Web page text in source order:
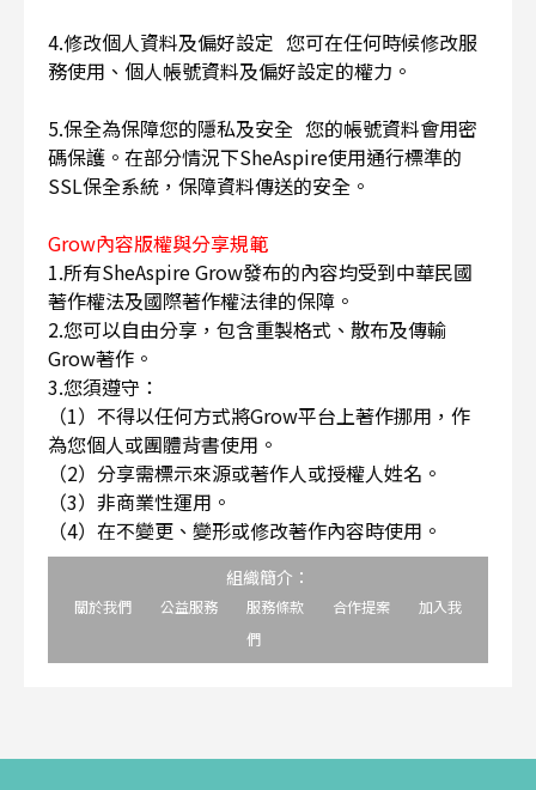
4.修改個人資料及偏好設定 您可在任何時候修改服
務使用、個人帳號資料及偏好設定的權力。
5.保全為保障您的隱私及安全 您的帳號資料會用密
碼保護。在部分情況下SheAspire使用通行標準的
SSL保全系統，保障資料傳送的安全。
Grow內容版權與分享規範
1.所有SheAspire Grow發布的內容均受到中華民國
著作權法及國際著作權法律的保障。
2.您可以自由分享，包含重製格式、散布及傳輸
Grow著作。
3.您須遵守：
（1）不得以任何方式將Grow平台上著作挪用，作
為您個人或團體背書使用。
（2）分享需標示來源或著作人或授權人姓名。
（3）非商業性運用。
（4）在不變更、變形或修改著作內容時使用。
組織簡介：
關於我們 公益服務 服務條款 合作提案
加入我
們